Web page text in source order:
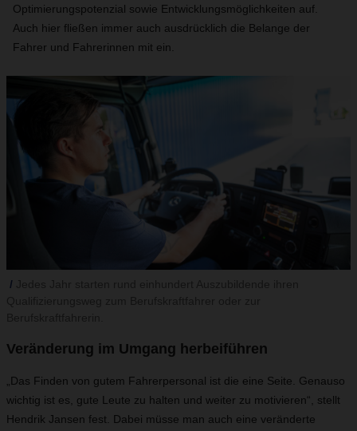
Optimierungspotenzial sowie Entwicklungsmöglichkeiten auf.
Auch hier fließen immer auch ausdrücklich die Belange der
Fahrer und Fahrerinnen mit ein.
Veränderung im Umgang herbeiführen
„Das Finden von gutem Fahrerpersonal ist die eine Seite. Genauso
wichtig ist es, gute Leute zu halten und weiter zu motivieren“, stellt
Hendrik Jansen fest. Dabei müsse man auch eine veränderte